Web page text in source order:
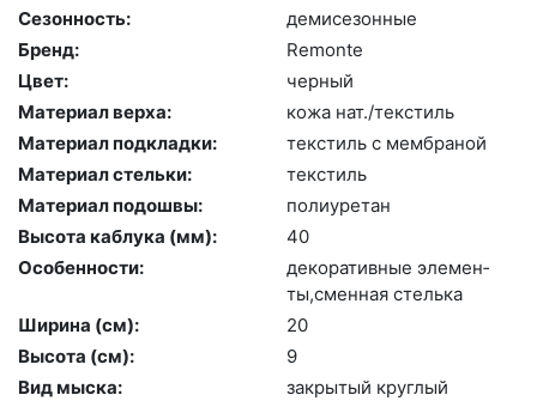
Сезонность:
де­мисе­зон­ные
Бренд:
Re­mon­te
Цвет:
чер­ный
Материал верха:
ко­жа нат./текс­тиль
Материал подкладки:
текс­тиль с мемб­ра­ной
Материал стельки:
текс­тиль
Материал подошвы:
по­ли­уре­тан
Высота каблука (мм):
40
Особенности:
де­кора­тив­ные эле­мен­
ты,смен­ная стель­ка
Ширина (см):
20
Высота (cм):
9
Вид мыска:
зак­ры­тый круг­лый